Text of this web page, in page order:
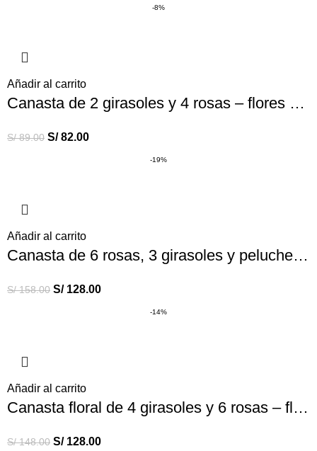
-8%
Añadir al carrito
Canasta de 2 girasoles y 4 rosas – flores amarillas
S/89.00 S/82.00
-19%
Añadir al carrito
Canasta de 6 rosas, 3 girasoles y peluche – Para mi reina – flores amarillas
S/158.00 S/128.00
-14%
Añadir al carrito
Canasta floral de 4 girasoles y 6 rosas – flores amarillas
S/148.00 S/128.00